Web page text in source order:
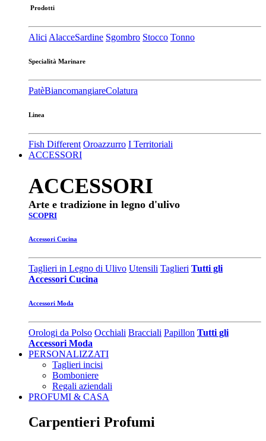
Prodotti
Alici AlacceSardine Sgombro Stocco Tonno
Specialità Marinare
Patè​BiancomangiareColatura
Linea
Fish Different Oroazzurro I Territoriali
ACCESSORI
ACCESSORI
Arte e tradizione in legno d'ulivo
SCOPRI
Accessori Cucina
Taglieri in Legno di Ulivo Utensili Taglieri Tutti gli
Accessori Cucina
Accessori Moda
Orologi da Polso Occhiali Bracciali Papillon Tutti gli
Accessori Moda
PERSONALIZZATI
Taglieri incisi
Bomboniere
Regali aziendali
PROFUMI & CASA
Carpentieri Profumi